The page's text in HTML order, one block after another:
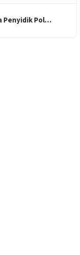
Penyidik Pol…